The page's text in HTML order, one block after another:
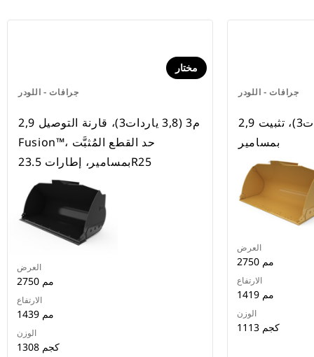
جرافات - اللودر
مختار
2,9 م3 (3,8 ياردات3)، قارنة التوصيل
Fusion™، حد القطع المُثبَّت
بمسامير، إطارات 23.5R25
العرض
2750 مم
الارتفاع
1439 مم
الوزن
1308 كجم
جرافات - اللودر
2,9 م3 (3,8 ياردات3)، تثبيت
بمسامير
العرض
2750 مم
الارتفاع
1419 مم
الوزن
1113 كجم